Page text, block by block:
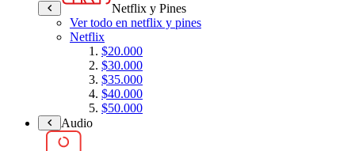
Netflix y Pines
Ver todo en netflix y pines
Netflix
$20.000
$30.000
$35.000
$40.000
$50.000
Audio